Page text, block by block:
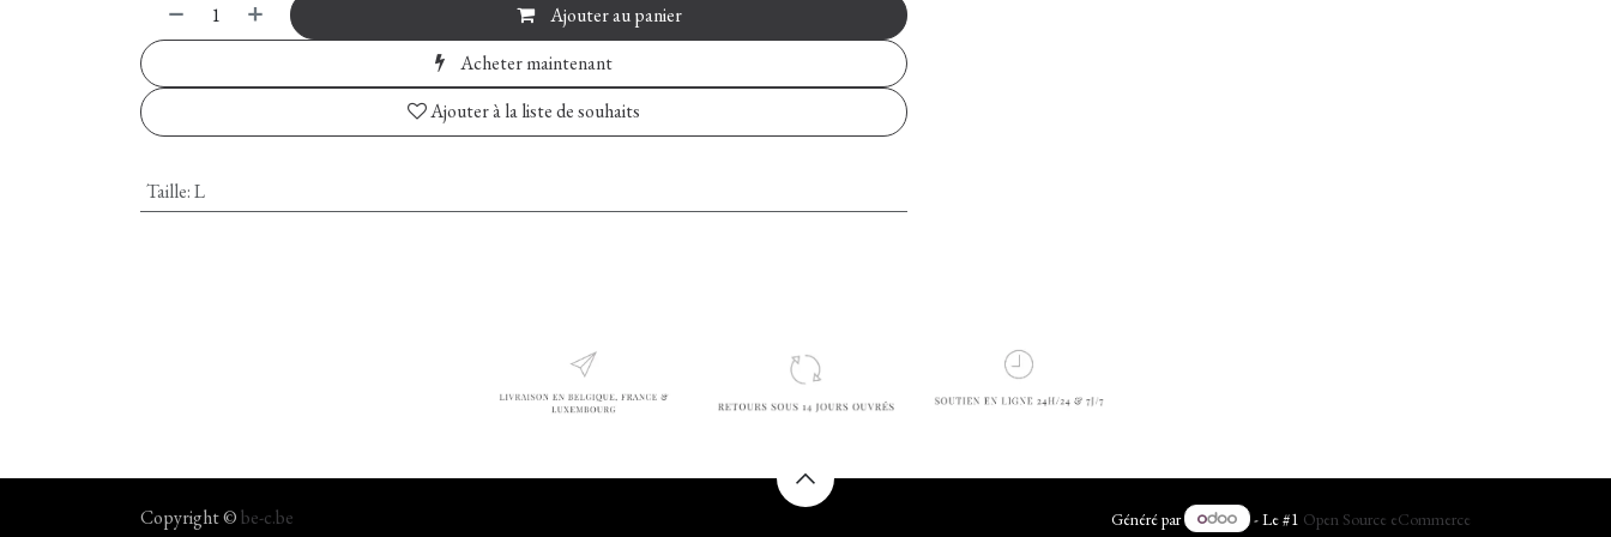
Ajouter au panier
Acheter maintenant
Ajouter à la liste de souhaits
Taille:L
Copyright ©be-c.be Généré par - Le #1 Open Source eCommerce